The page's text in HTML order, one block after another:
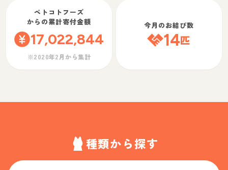
ペトコトフーズ
からの累計寄付金額
17,022,844
※2020年2月から集計
今月のお結び数
14匹
種類から探す